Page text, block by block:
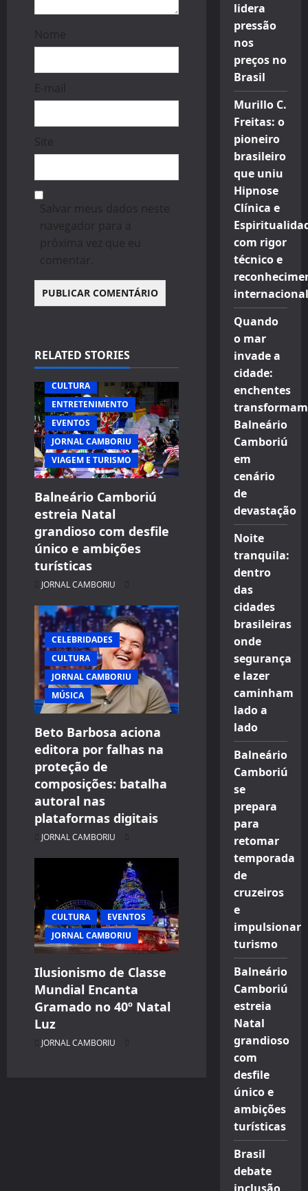
Nome
E-mail
Site
Salvar meus dados neste
navegador para a
próxima vez que eu
comentar.
RELATED STORIES
CULTURA
ENTRETENIMENTO
EVENTOS
JORNAL CAMBORIU
VIAGEM E TURISMO
Balneário Camboriú
estreia Natal
grandioso com desfile
único e ambições
turísticas
JORNAL CAMBORIU
CELEBRIDADES
CULTURA
JORNAL CAMBORIU
MÚSICA
Beto Barbosa aciona
editora por falhas na
proteção de
composições: batalha
autoral nas
plataformas digitais
JORNAL CAMBORIU
CULTURA
EVENTOS
JORNAL CAMBORIU
Ilusionismo de Classe
Mundial Encanta
Gramado no 40º Natal
Luz
JORNAL CAMBORIU
lidera
pressão
nos
preços no
Brasil
Murillo C.
Freitas: o
pioneiro
brasileiro
que uniu
Hipnose
Clínica e
com rigor
técnico e
internacional
Quando
o mar
invade a
cidade:
enchentes
transformam
Balneário
Camboriú
em
cenário
de
devastação
Noite
tranquila:
dentro
das
cidades
brasileiras
onde
segurança
e lazer
caminham
lado a
lado
Balneário
Camboriú
se
prepara
para
retomar
temporada
de
cruzeiros
e
impulsionar
turismo
Balneário
Camboriú
estreia
Natal
grandioso
com
desfile
único e
ambições
turísticas
Brasil
debate